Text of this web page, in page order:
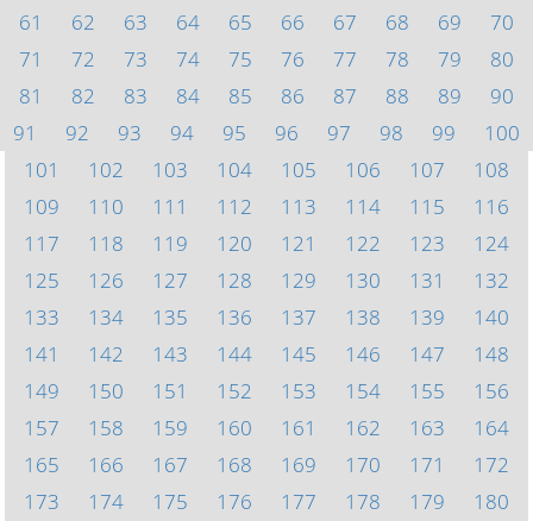
61
62 63 64 65 66 67 68 69
70
71
72 73 74 75 76 77 78 79
80
81
82 83 84 85 86 87 88 89
90
91
92 93 94 95 96 97 98 99
100
101
102 103 104 105 106 107
108
109
110 111 112 113 114 115
116
117
118 119 120 121 122 123
124
125
126 127 128 129 130 131
132
133
134 135 136 137 138 139
140
141
142 143 144 145 146 147
148
149
150 151 152 153 154 155
156
157
158 159 160 161 162 163
164
165
166 167 168 169 170 171
172
173
174 175 176 177 178 179
180